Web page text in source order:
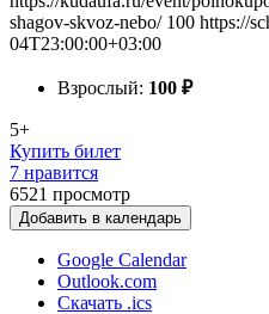
shagov-skvoz-nebo/ 100 https://
04T23:00:00+03:00
Взрослый: 100 ₽
5+
Купить билет
7 нравится
6521 просмотр
Добавить в календарь
Google Calendar
Outlook.com
Скачать .ics